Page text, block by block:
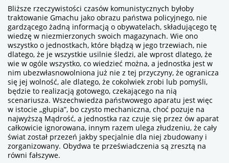
Bliższe rzeczywistości czasów komunistycznych byłoby
traktowanie Gmachu jako obrazu państwa policyjnego, nie
gardzącego żadną informacją o obywatelach, składującego tę
wiedzę w niezmierzonych swoich magazynach. Wie ono
wszystko o jednostkach, które błądzą w jego trzewiach, nie
dlatego, że je wszystkie usilnie śledzi, ale wprost dlatego, że
wie w ogóle wszystko, co wiedzieć można, a jednostka jest w
nim ubezwłasnowolniona już nie z tej przyczyny, że ogranicza
się jej wolność, ale dlatego, że cokolwiek zrobi lub pomyśli,
będzie to realizacją gotowego, czekającego na nią
scenariusza. Wszechwiedza państwowego aparatu jest więc
w istocie „głupia”, bo czysto mechaniczna, choć pozuje na
najwyższą Mądrość, a jednostka raz czuje się przez ów aparat
całkowicie ignorowana, innym razem ulega złudzeniu, że cały
świat został przezeń jakby specjalnie dla niej zbudowany i
zorganizowany. Obydwa te przeświadczenia są zresztą na
równi fałszywe.